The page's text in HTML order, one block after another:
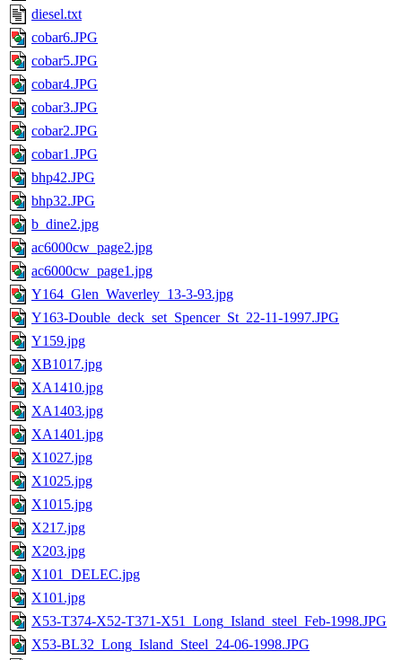
diesel.txt
cobar6.JPG
cobar5.JPG
cobar4.JPG
cobar3.JPG
cobar2.JPG
cobar1.JPG
bhp42.JPG
bhp32.JPG
b_dine2.jpg
ac6000cw_page2.jpg
ac6000cw_page1.jpg
Y164_Glen_Waverley_13-3-93.jpg
Y163-Double_deck_set_Spencer_St_22-11-1997.JPG
Y159.jpg
XB1017.jpg
XA1410.jpg
XA1403.jpg
XA1401.jpg
X1027.jpg
X1025.jpg
X1015.jpg
X217.jpg
X203.jpg
X101_DELEC.jpg
X101.jpg
X53-T374-X52-T371-X51_Long_Island_steel_Feb-1998.JPG
X53-BL32_Long_Island_Steel_24-06-1998.JPG